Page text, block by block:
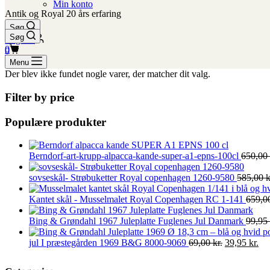
Min konto
Søg
Log ind
Indkøbskurv
0
Antik og Royal 20 års erfaring
Søg
Indkøbskurv
0
Menu
Der blev ikke fundet nogle varer, der matcher dit valg.
Filter by price
Populære produkter
Berndorf-art-krupp-alpacca-kande-super-a1-epns-100cl 650,00
sovseskål- Strøbuketter Royal copenhagen 1260-9580 585,00
Kantet skål - Musselmalet Royal Copenhagen RC 1-141
Bing & Grøndahl 1967 Juleplatte Fuglenes Jul Danmark 99,95
jul I præstegården 1969 B&G 8000-9069 69,00kr. Den
39,95 kr.